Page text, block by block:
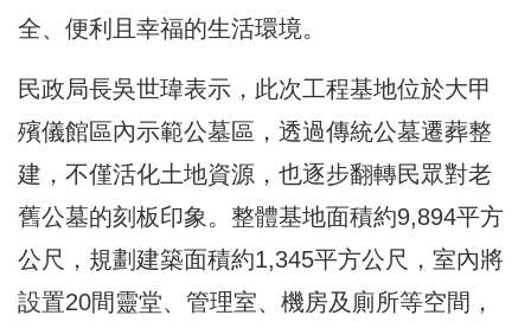
全、便利且幸福的生活環境。
民政局長吳世瑋表示，此次工程基地位於大甲
殯儀館區內示範公墓區，透過傳統公墓遷葬整
建，不僅活化土地資源，也逐步翻轉民眾對老
舊公墓的刻板印象。整體基地面積約9,894平方
公尺，規劃建築面積約1,345平方公尺，室內將
設置20間靈堂、管理室、機房及廁所等空間，